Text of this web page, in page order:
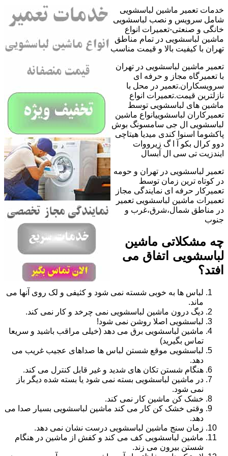
خدمات تعمیر ماشین لباسشویی
شامل سرویس و نصب لباسشویی
خانگی و صنعتی-تعمیرات انواع
ماشین لباسشویی در تمام مناطق
تهران با کیفیت بالا و قیمت مناسب
تعمیر ماشین لباسشویی در تهران
با تعمیرگاه مجاز و حرفه ای
سرویسکاران.تعمیر در محل با
نازلترین قیمت.تعمیرات انواع
ماشین های لباسشویی توسط
تعمیرکاران لباسشوییانواع ماشین
لباسشویی ال جی سامسونگ بوش
پاکشوما اسنوا کندی میدیا هیتاچی
دوو کرال بکو آ ا گ زیرووات
ایندزیت تی سی ال آبسال
تعمیر لباسشویی در تهران و حومه
در کوتاه ترین زمان توسط
تعمیرکار حرفه ای نمایندگی مجاز
تعمیرات ماشین لباسشویی تعمیر
در مناطق شمال،شرق،غرب و
جنوب
چه مشکلاتی ماشین
لباسشویی اتفاق می
افتد؟
لباس ها به خوبی شسته نمی شود و کثیفی و لک روی آنها می
ماند.
دیگ درون ماشین لباسشویی نمی چرخد و کار نمی کند.
لباسشویی اصلا روشن نمی شود!
ماشین لباسشویی برق می دهد (خیلی مراقب باشید و سریعا
تماس بگیرید)
لباسشویی موقع شستن لباس ها صداهای عجیب غریب می
دهد.
هنگام شستن تکان های شدید و غیر قابل کنترل می کند.
در ماشین لباسشویی بسته نمی شود یا بسته شده دیگر باز
نمی شود.
خشک کن ماشین کار نمی کند.
وقتی خشک کن کار می کند ماشین لباسشویی بسیار صدا می
دهد.
زمان سنج ماشین لباسشویی درست نشان نمی دهد.
ماشین لباسشویی کف می کند و کفش از ماشین در هنگام
شستن بیرون می زند.